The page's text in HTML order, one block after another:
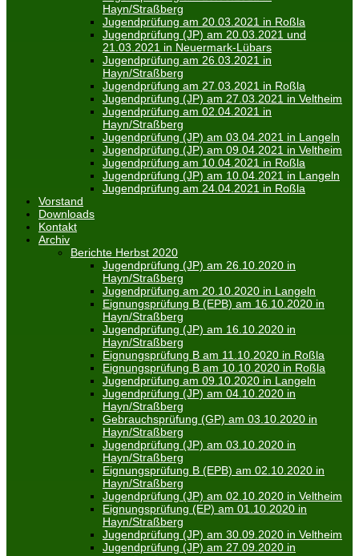
Hayn/Straßberg
Jugendprüfung am 20.03.2021 in Roßla
Jugendprüfung (JP) am 20.03.2021 und
21.03.2021 in Neuermark-Lübars
Jugendprüfung am 26.03.2021 in
Hayn/Straßberg
Jugendprüfung am 27.03.2021 in Roßla
Jugendprüfung (JP) am 27.03.2021 in Veltheim
Jugendprüfung am 02.04.2021 in
Hayn/Straßberg
Jugendprüfung (JP) am 03.04.2021 in Langeln
Jugendprüfung (JP) am 09.04.2021 in Veltheim
Jugendprüfung am 10.04.2021 in Roßla
Jugendprüfung (JP) am 10.04.2021 in Langeln
Jugendprüfung am 24.04.2021 in Roßla
Vorstand
Downloads
Kontakt
Archiv
Berichte Herbst 2020
Jugendprüfung (JP) am 26.10.2020 in
Hayn/Straßberg
Jugendprüfung am 20.10.2020 in Langeln
Eignungsprüfung B (EPB) am 16.10.2020 in
Hayn/Straßberg
Jugendprüfung (JP) am 16.10.2020 in
Hayn/Straßberg
Eignungsprüfung B am 11.10.2020 in Roßla
Eignungsprüfung B am 10.10.2020 in Roßla
Jugendprüfung am 09.10.2020 in Langeln
Jugendprüfung (JP) am 04.10.2020 in
Hayn/Straßberg
Gebrauchsprüfung (GP) am 03.10.2020 in
Hayn/Straßberg
Jugendprüfung (JP) am 03.10.2020 in
Hayn/Straßberg
Eignungsprüfung B (EPB) am 02.10.2020 in
Hayn/Straßberg
Jugendprüfung (JP) am 02.10.2020 in Veltheim
Eignungsprüfung (EP) am 01.10.2020 in
Hayn/Straßberg
Jugendprüfung (JP) am 30.09.2020 in Veltheim
Jugendprüfung (JP) am 27.09.2020 in